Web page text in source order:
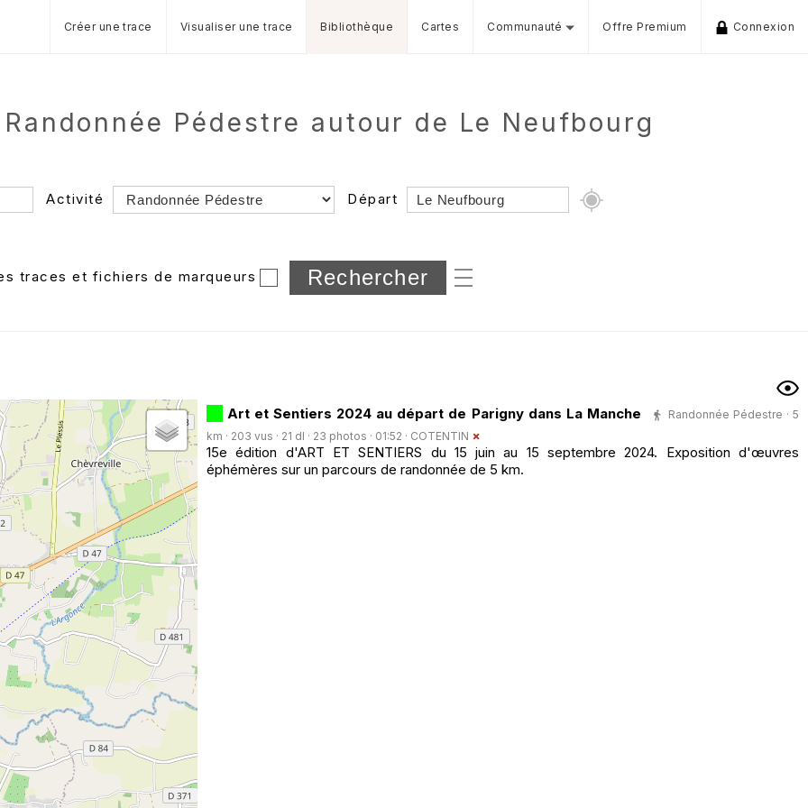
Créer une trace Visualiser une trace Bibliothèque Cartes Communauté Offre Premium Connexion
Pédestre autour de Le Neufbourg
Activité Départ
Dossier
et sous-dossiers
traces et fichiers de marqueurs
Art et Sentiers 2024 au départ de Parigny dans La Manche
Randonnée Pédestre · 5
km · 203 vus · 21 dl · 23 photos · 01:52 · COTENTIN
15e édition d'ART ET SENTIERS du 15 juin au 15 septembre 2024. Exposition d'œuvres
éphémères sur un parcours de randonnée de 5 km.